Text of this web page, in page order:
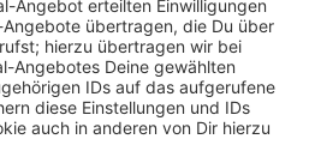
und respektvoll